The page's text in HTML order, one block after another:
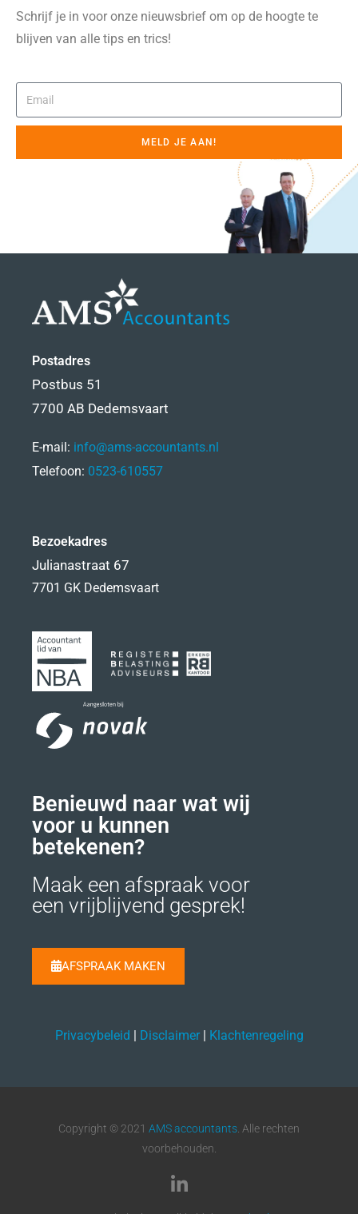
Schrijf je in voor onze nieuwsbrief om op de hoogte te
blijven van alle tips en trics!
MELD JE AAN!
Postadres
Postbus 51
7700 AB Dedemsvaart
E-mail: info@ams-accountants.nl
Telefoon: 0523-610557
Bezoekadres
Julianastraat 67
7701 GK Dedemsvaart
Benieuwd naar wat wij
voor u kunnen
betekenen?
Maak een afspraak voor
een vrijblijvend gesprek!
AFSPRAAK MAKEN
Privacybeleid | Disclaimer| Klachtenregeling
Copyright © 2021 AMS accountants . Alle rechten
voorbehouden.